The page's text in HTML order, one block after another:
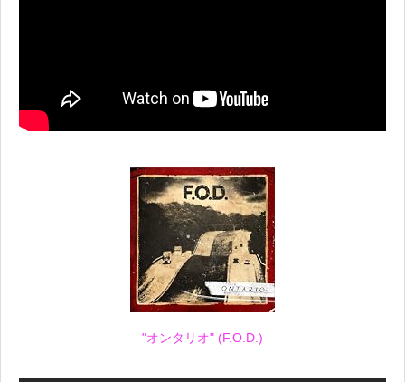
"オンタリオ" (F.O.D.)